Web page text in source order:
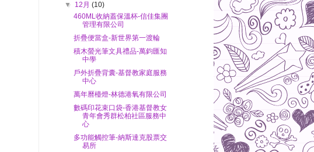
▼ 12月(10)
460ML收納蓋保溫杯-信佳集團
管理有限公司
折疊便當盒-新世界第一渡輪
積木螢光筆文具禮品-萬鈞匯知
中學
戶外折疊背囊-基督教家庭服務
中心
萬年曆檯燈-林德港氧有限公司
數碼印花束口袋-香港基督教女
青年會秀群松柏社區服務中
心
多功能觸控筆-納斯達克股票交
易所